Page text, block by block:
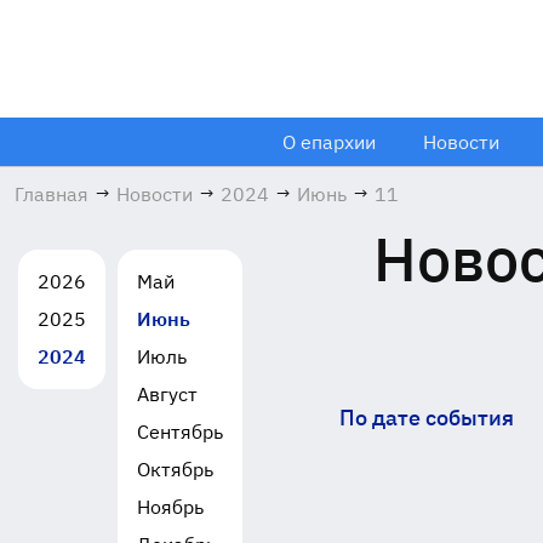
О епархии Новости
Главная → Новости → 2024 → Июнь → 11
2026
2025
2024
Май
Июнь
Июль
Август
Сентябрь
Октябрь
Ноябрь
По дате события